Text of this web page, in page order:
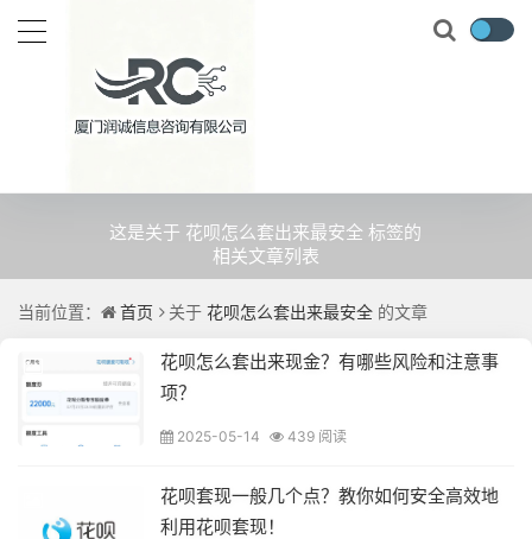
花呗怎么套出来最安全
这是关于 花呗怎么套出来最安全 标签的
相关文章列表
当前位置： 首页 关于 花呗怎么套出来最安全 的文章
花呗怎么套出来现金？有哪些风险和注意事
项？
2025-05-14 439 阅读
花呗套现一般几个点？教你如何安全高效地
利用花呗套现！